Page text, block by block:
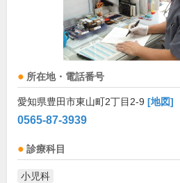
所在地・電話番号
愛知県豊田市東山町2丁目2-9 [地図]
0565-87-3939
診療科目
小児科